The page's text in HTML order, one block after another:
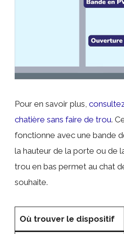
Pour en savoir plus,
chatière sans faire de trou.
fonctionne avec une bande
la hauteur de la porte ou de
trou en bas permet au chat
souhaite.
Où trouver le dispositif